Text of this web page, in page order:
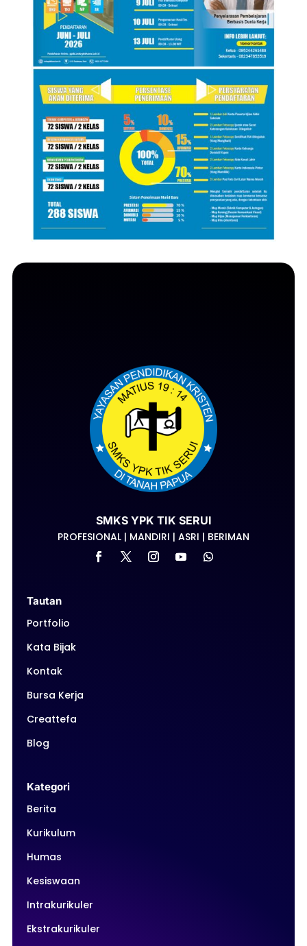
SMKS YPK TIK SERUI
PROFESIONAL | MANDIRI | ASRI | BERIMAN
Tautan
Portfolio
Kata Bijak
Kontak
Bursa Kerja
Creattefa
Blog
Kategori
Berita
Kurikulum
Humas
Kesiswaan
Intrakurikuler
Ekstrakurikuler